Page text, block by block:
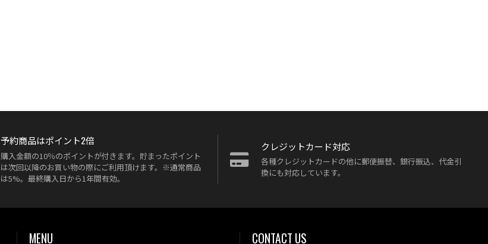
予約商品はポイント2倍
購入金額の10％のポイントが付きます。貯まったポイント
は次回以降のお買い物の際にご利用頂けます。※通常商品
は5%。最終購入日から1年間有効。
クレジットカード対応
各種クレジットカードの他に郵便振替、銀行振込、代金引
換にも対応しています。
MENU CONTACT US